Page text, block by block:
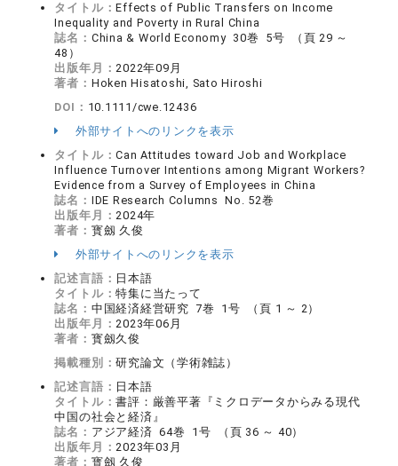
タイトル：Effects of Public Transfers on Income
Inequality and Poverty in Rural China
誌名： China & World Economy 30巻 5号 （頁 29 ～
48）
出版年月：2022年09月
著者： Hoken Hisatoshi, Sato Hiroshi
DOI： 10.1111/cwe.12436
外部サイトへのリンクを表示
タイトル：Can Attitudes toward Job and Workplace
Influence Turnover Intentions among Migrant Workers?
Evidence from a Survey of Employees in China
誌名： IDE Research Columns No. 52巻
出版年月：2024年
著者： 寳劔 久俊
外部サイトへのリンクを表示
記述言語： 日本語
タイトル：特集に当たって
誌名： 中国経済経営研究 7巻 1号 （頁 1 ～ 2）
出版年月：2023年06月
著者： 寳劔久俊
掲載種別：研究論文（学術雑誌）
記述言語： 日本語
タイトル：書評：厳善平著『ミクロデータからみる現代
中国の社会と経済』
誌名： アジア経済 64巻 1号 （頁 36 ～ 40）
出版年月：2023年03月
著者： 寳劔 久俊